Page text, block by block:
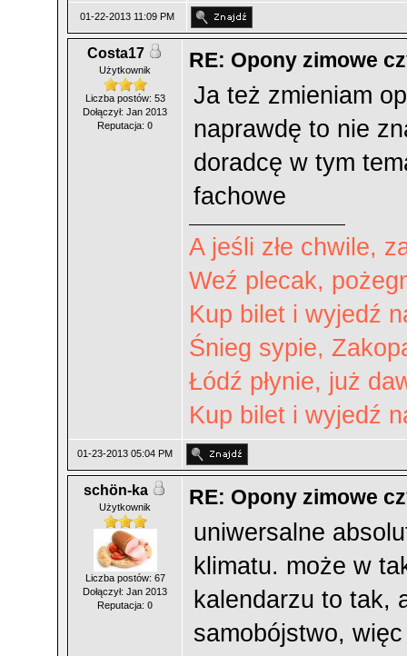
01-22-2013 11:09 PM
Costa17
Użytkownik
Liczba postów: 53
Dołączył: Jan 2013
Reputacja: 0
RE: Opony zimowe
Ja też zmieniam
naprawdę to nie
doradcę w tym
fachowe
A jeśli złe chwile,
Weź plecak,
Kup bilet i wyjedź
Śnieg sypie,
Łódź płynie, już
Kup bilet i wyjedź
01-23-2013 05:04 PM
schön-ka
Użytkownik
Liczba postów: 67
Dołączył: Jan 2013
Reputacja: 0
RE: Opony zimowe
uniwersalne
klimatu. może w
kalendarzu to tak,
samobójstwo,